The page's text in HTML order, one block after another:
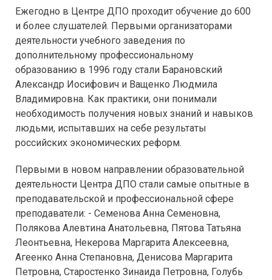
Ежегодно в Центре ДПО проходит обучение до 600
и более слушателей. Первыми организаторами
деятельности учебного заведения по
дополнительному профессиональному
образованию в 1996 году стали Барановский
Александр Иосифович и Ващенко Людмила
Владимировна. Как практики, они понимали
необходимость получения новых знаний и навыков
людьми, испытавших на себе результаты
российских экономических реформ.
Первыми в новом направлении образовательной
деятельности Центра ДПО стали самые опытные в
преподавательской и профессиональной сфере
преподаватели: - Семенова Анна Семеновна,
Полякова Алевтина Анатольевна, Пятова Татьяна
Леонтьевна, Некерова Маргарита Алексеевна,
Агеенко Анна Степановна, Денисова Маргарита
Петровна, Старостенко Зинаида Петровна, Голубь